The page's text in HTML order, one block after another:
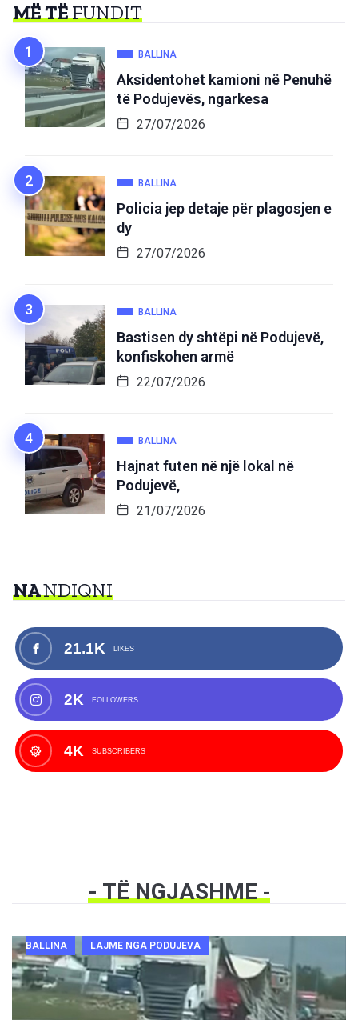
MË TËFUNDIT
BALLINA
Aksidentohet kamioni në Penuhë
të Podujevës, ngarkesa
27/07/2026
BALLINA
Policia jep detaje për plagosjen e
dy
27/07/2026
BALLINA
Bastisen dy shtëpi në Podujevë,
konfiskohen armë
22/07/2026
BALLINA
Hajnat futen në një lokal në
Podujevë,
21/07/2026
NANDIQNI
21.1K LIKES
2K FOLLOWERS
4K SUBSCRIBERS
- TË NGJASHME-
BALLINA LAJME NGA PODUJEVA